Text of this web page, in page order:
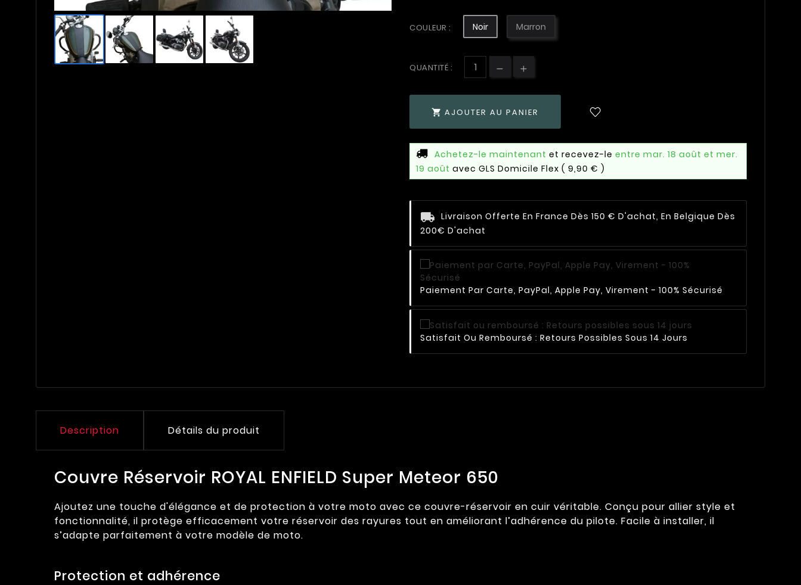
COULEUR : Noir Marron
QUANTITÉ :
 AJOUTER AU PANIER
Achetez-le maintenant et recevez-le entre mar. 18 août et mer.
19 août avec GLS Domicile Flex ( 9,90 € )
Livraison Offerte En France Dès 150 € D'achat, En Belgique Dès
200€ D'achat
Paiement Par Carte, PayPal, Apple Pay, Virement - 100% Sécurisé
Satisfait Ou Remboursé : Retours Possibles Sous 14 Jours
Description Détails du produit
Couvre Réservoir ROYAL ENFIELD Super Meteor 650
Ajoutez une touche d'élégance et de protection à votre moto avec ce couvre-réservoir en cuir véritable. Conçu pour allier style et
fonctionnalité, il protège efficacement votre réservoir des rayures tout en améliorant l’adhérence du pilote. Facile à installer, il
s’adapte parfaitement à votre modèle de moto.
Protection et adhérence